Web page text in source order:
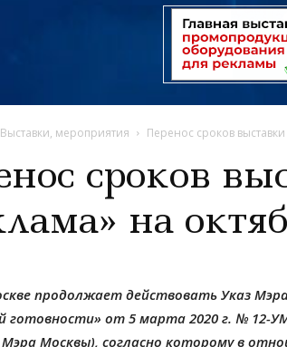
Выставки, мероприятия Перенос сроков
сроков
на
продолжает действовать Указ
готовности» от 5 марта 2020 г. № 12-
Мэра Москвы), согласно которому в